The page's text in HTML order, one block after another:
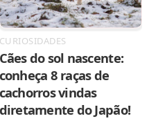
CURIOSIDADES
Cães do sol nascente:
conheça 8 raças de
cachorros vindas
diretamente do Japão!